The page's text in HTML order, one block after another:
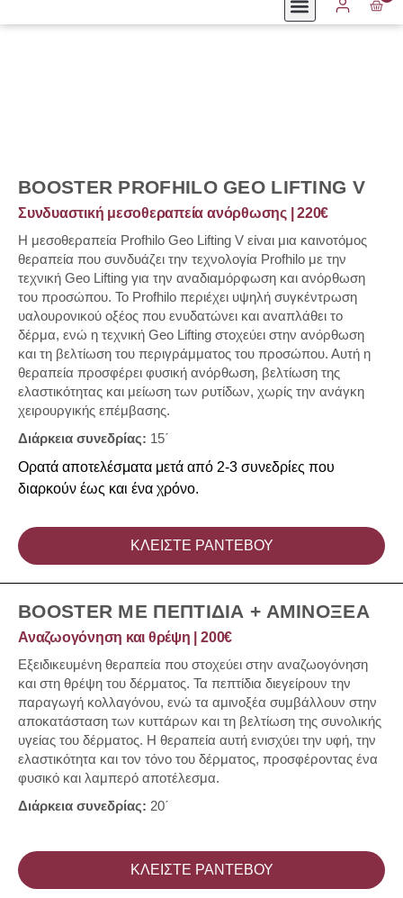
BOOSTER PROFHILO GEO LIFTING V
Συνδυαστική μεσοθεραπεία ανόρθωσης | 220€
Η μεσοθεραπεία Profhilo Geo Lifting V είναι μια καινοτόμος
θεραπεία που συνδυάζει την τεχνολογία Profhilo με την
τεχνική Geo Lifting για την αναδιαμόρφωση και ανόρθωση
του προσώπου. Το Profhilo περιέχει υψηλή συγκέντρωση
υαλουρονικού οξέος που ενυδατώνει και αναπλάθει το
δέρμα, ενώ η τεχνική Geo Lifting στοχεύει στην ανόρθωση
και τη βελτίωση του περιγράμματος του προσώπου. Αυτή η
θεραπεία προσφέρει φυσική ανόρθωση, βελτίωση της
ελαστικότητας και μείωση των ρυτίδων, χωρίς την ανάγκη
χειρουργικής επέμβασης.
Διάρκεια συνεδρίας: 15΄
Ορατά αποτελέσματα μετά από 2-3 συνεδρίες που
διαρκούν έως και ένα χρόνο.
ΚΛΕΙΣΤΕ ΡΑΝΤΕΒΟΥ
BOOSTER ΜΕ ΠΕΠΤΙΔΙΑ + ΑΜΙΝΟΞΕΑ
Αναζωογόνηση και θρέψη | 200€
Εξειδικευμένη θεραπεία που στοχεύει στην αναζωογόνηση
και στη θρέψη του δέρματος. Τα πεπτίδια διεγείρουν την
παραγωγή κολλαγόνου, ενώ τα αμινοξέα συμβάλλουν στην
αποκατάσταση των κυττάρων και τη βελτίωση της συνολικής
υγείας του δέρματος. Η θεραπεία αυτή ενισχύει την υφή, την
ελαστικότητα και τον τόνο του δέρματος, προσφέροντας ένα
φυσικό και λαμπερό αποτέλεσμα.
Διάρκεια συνεδρίας: 20΄
ΚΛΕΙΣΤΕ ΡΑΝΤΕΒΟΥ